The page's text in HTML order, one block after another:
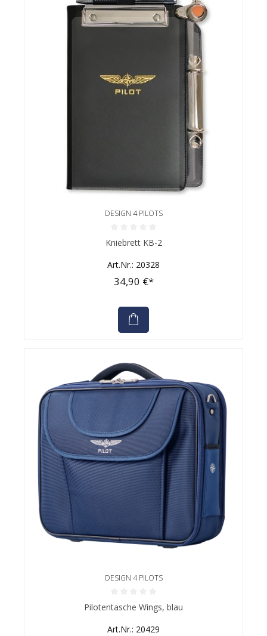
DESIGN 4 PILOTS
Durchschnittliche Bewertung von 0 von 5 Sternen
Kniebrett KB-2
Art.Nr.: 20328
34,90 €*
DESIGN 4 PILOTS
Durchschnittliche Bewertung von 0 von 5 Sternen
Pilotentasche Wings, blau
Art.Nr.: 20429